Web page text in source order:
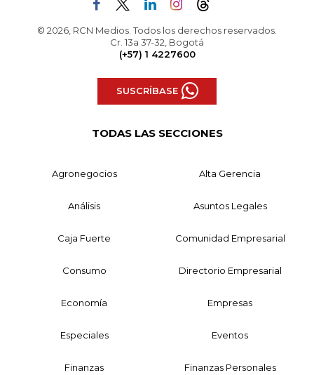
© 2026, RCN Medios. Todos los derechos reservados.
Cr. 13a 37-32, Bogotá
(+57) 1 4227600
SUSCRÍBASE
TODAS LAS SECCIONES
Agronegocios Alta Gerencia
Análisis Asuntos Legales
Caja Fuerte Comunidad Empresarial
Consumo Directorio Empresarial
Economía Empresas
Especiales Eventos
Finanzas Finanzas Personales